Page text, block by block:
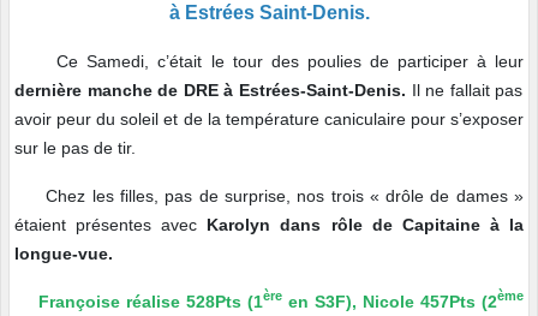
à Estrées Saint-Denis.
Ce Samedi, c’était le tour des poulies de participer à leur
dernière manche de DRE à Estrées-Saint-Denis. Il ne fallait pas
avoir peur du soleil et de la température caniculaire pour s’exposer
sur le pas de tir.
Chez les filles, pas de surprise, nos trois « drôle de dames »
étaient présentes avec Karolyn dans rôle de Capitaine à la
longue-vue.
Françoise réalise 528Pts (1ère en S3F), Nicole 457Pts (2ème